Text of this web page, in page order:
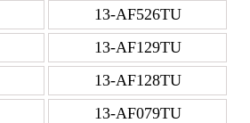
13-AF526TU
13-AF129TU
13-AF128TU
13-AF079TU